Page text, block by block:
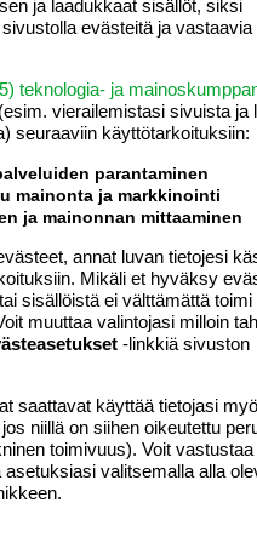
6227
665
(09) 156
Tekniset tiedot,
ilmoitushinnat
Tietoa verkon
Käyttöehdot
TUOTTEET
ja laadukkaat sisällöt, siksi
evästeitä ja vastaavia
teknologia- ja
vierailemis­tasi sivuista ja
seuraaviin käyttötarkoituksiin:
parantaminen
mainonta ja markkinointi
ja mainonnan mittaaminen
annat luvan tietojesi
Mikäli et hyväksy
sisällöistä ei välttämättä toimi
muuttaa valintojasi milloin
-linkkiä sivuston
saattavat käyttää tietojasi
niillä on siihen oikeutettu
toimivuus). Voit vastustaa
asetuksiasi valitsemalla alla